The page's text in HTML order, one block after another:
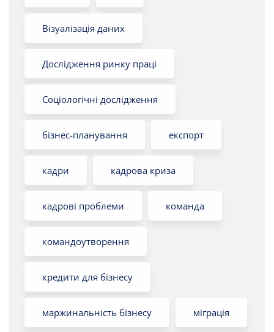
Візуалізація даних
Дослідження ринку праці
Соціологічні дослідження
бізнес-планування експорт
кадри кадрова криза
кадрові проблеми команда
командоутворення
кредити для бізнесу
маржинальність бізнесу міграція